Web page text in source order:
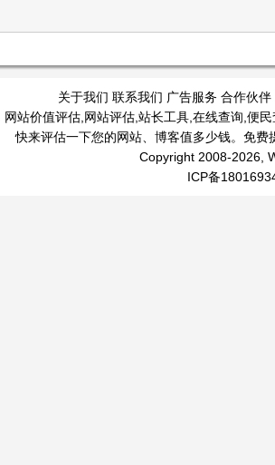
关于我们 联系我们 广告服务 合作伙伴
网站价值评估, 网站评估, 站长工具, 在线查询 便民
快来评估一下您的网站、博客值多少钱。免
Copyright 2008-2026,
ICP备